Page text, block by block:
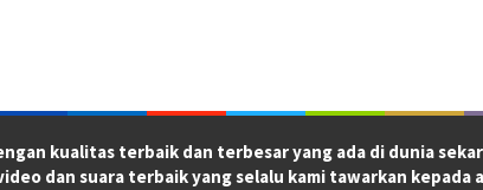
kualitas terbaik dan terbesar yang ada di dunia
dan suara terbaik yang selalu kami tawarkan kepada